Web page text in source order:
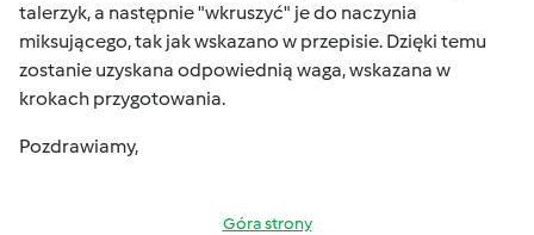
talerzyk, a następnie "wkruszyć" je do naczynia
miksującego, tak jak wskazano w przepisie. Dzięki temu
zostanie uzyskana odpowiednią waga, wskazana w
krokach przygotowania.
Pozdrawiamy,
Góra strony